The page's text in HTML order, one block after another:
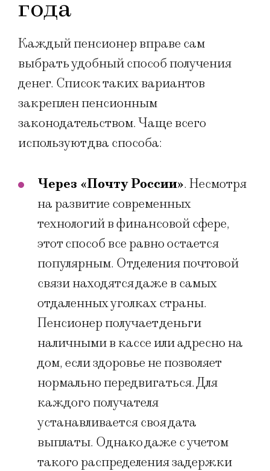
года
Каждый пенсионер вправе сам
выбрать удобный способ получения
денег. Список таких вариантов
закреплен пенсионным
законодательством. Чаще всего
используют два способа:
Через «Почту России». Несмотря
на развитие современных
технологий в финансовой сфере,
этот способ все равно остается
популярным. Отделения почтовой
связи находятся даже в самых
отдаленных уголках страны.
Пенсионер получает деньги
наличными в кассе или адресно на
дом, если здоровье не позволяет
нормально передвигаться. Для
каждого получателя
устанавливается своя дата
выплаты. Однако даже с учетом
такого распределения задержки